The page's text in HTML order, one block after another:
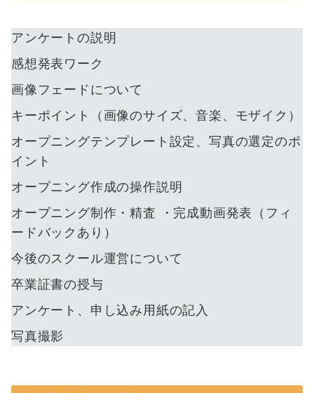
アンケートの説明
感想発表ワーク
画像フェードについて
キーポイント（画像のサイズ、音楽、モザイク）
オープニングテンプレート設定、写真の選定のポ
イント
オープニング作成の操作説明
オープニング制作・精査 ・完成動画発表（フィ
ードバックあり）
今後のスクール運営について
卒業証書の授与
アンケート、申し込み用紙の記入
写真撮影